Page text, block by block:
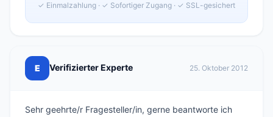
✓ Einmalzahlung · ✓ Sofortiger Zugang · ✓ SSL-gesichert
E Verifizierter Experte 25. Oktober 2012
Sehr geehrte/r Fragesteller/in, gerne beantworte ich